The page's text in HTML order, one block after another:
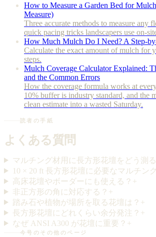
How to Measure a Garden Bed for
Measure)
Three accurate methods to measure any
quick pacing tricks landscapers use on-
How Much Mulch Do I Need? A Step-
Calculate the exact amount of mulch for
steps.
Mulch Coverage Calculator Explained:
and the Common Errors
How the coverage formula works at
10% buffer is industry standard, and the
clean estimate into a wasted Saturday.
読者の手紙
よくある質問
マルチング材用に長方形花壇をどう測
10 × 20 ft 長方形花壇に必要なマルチン
高床花壇やボーダーにも使える？ +
非正方形の角に対応する？ +
踏み石や植物が場所を取る花壇は？ +
長方形花壇にどれくらい余分発注？ +
なぜ ANSI A300 が花壇に重要？ +
今号のその他のページ